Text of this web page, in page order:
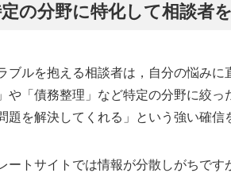
の分野に特化して相談者
ブルを抱える相談者は，自分の悩み
や「債務整理」など特定の分野に絞
題を解決してくれる」という強い確信
ートサイトでは情報が分散しがちで